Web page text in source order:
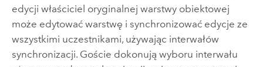
edycji właściciel oryginalnej warstwy obiektowej
może edytować warstwę i synchronizować edycje ze
wszystkimi uczestnikami, używając interwałów
synchronizacji. Goście dokonują wyboru interwału